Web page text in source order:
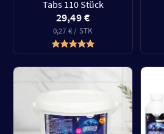
Tabs 110 Stück
29,49 €
0,27 € / STK